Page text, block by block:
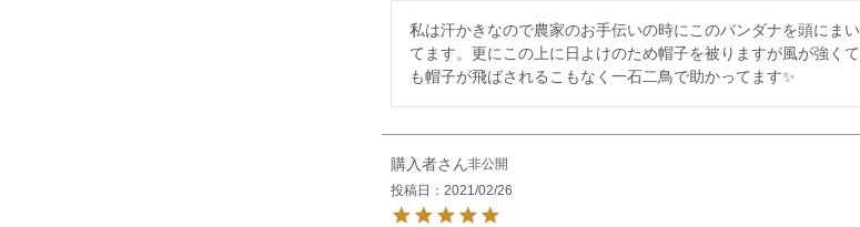
私は汗かきなので農家のお手伝いの時にこのバンダナを頭にまい
てます。更にこの上に日よけのため帽子を被りますが風が強くて
も帽子が飛ばされるこもなく一石二鳥で助かってます✨
購入者
非公開
投稿日
2021/02/26